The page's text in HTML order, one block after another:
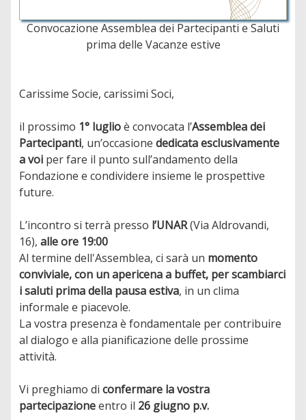
Convocazione Assemblea dei Partecipanti e Saluti
prima delle Vacanze estive
Carissime Socie, carissimi Soci,
il prossimo 1° luglioè convocata l’Assemblea dei
Partecipanti, un’occasionededicata esclusivamente
a voi per fare il punto sull’andamento della
Fondazione e condividere insieme le prospettive
future.
L’incontro si terrà presso l’UNAR(Via Aldrovandi,
16), alle ore 19:00
Al termine dell'Assemblea, ci sarà un momento
conviviale, con un apericena a buffet, per scambiarci
i saluti prima della pausa estiva, in un clima
informale e piacevole.
La vostra presenza è fondamentale per contribuire
al dialogo e alla pianificazione delle prossime
attività.
Vi preghiamo diconfermare la vostra
partecipazioneentro il 26 giugno p.v.